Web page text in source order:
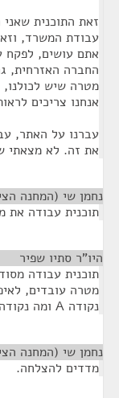
זאת התוכנית
עבודת המשרד,
אתם עושים, לפקח
החברה האזרחית,
מטרה שיש
אנחנו צריכים
עברנו על האתר,
את זה. לא מצאתי
נחמן שי (המחנה
תוכנית עבודה את
היו"ר סתיו שפיר
תוכנית עבודה
מטרה עובדים,
נקודה A ומה נקודה B שאליה הם צריכים להגיע.
נחמן שי (המחנה
מדדים להצלחה.